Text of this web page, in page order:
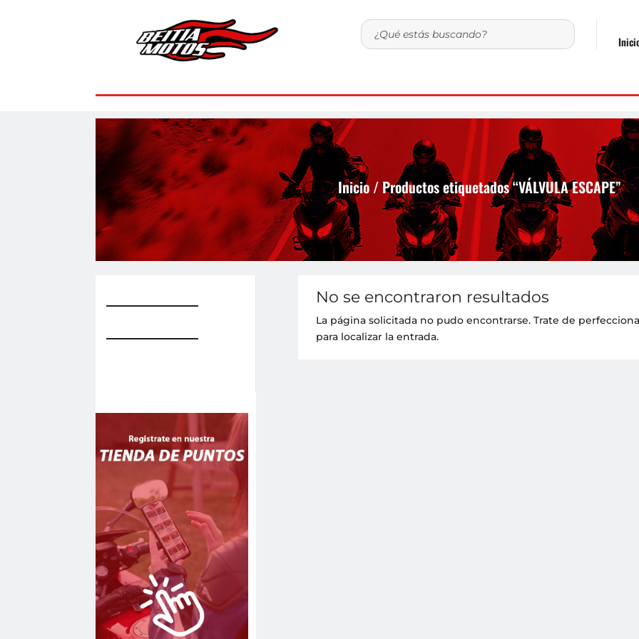
Inicio/ Productos etiquetados “VÁLVULA ESCAPE”
No se encontraron resultados
La página solicitada no pudo encontrarse. Trate de
para localizar la entrada.